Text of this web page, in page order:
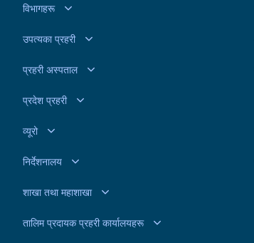
विभागहरू
उपत्यका प्रहरी
प्रहरी अस्पताल
प्रदेश प्रहरी
व्यूरो
निर्देशनालय
शाखा तथा महाशाखा
तालिम प्रदायक प्रहरी कार्यालयहरू